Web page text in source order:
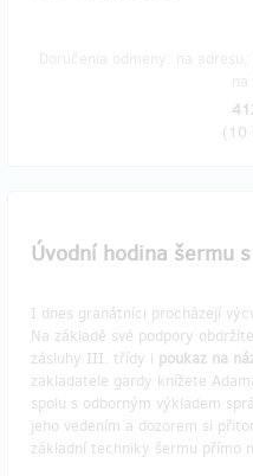
(10
Úvodní hodina šermu
I dnes granátníci procházejí
Na základě své podpory
zásluhy III. třídy i poukaz na
zakladatele gardy knížete
spolu s odborným výkladem
jeho vedením a dozorem si
základní techniky šermu přímo